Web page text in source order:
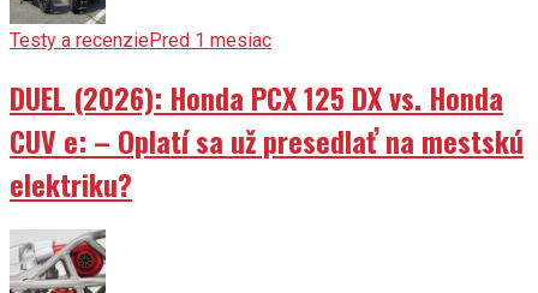
Testy a recenziePred 1 mesiac
DUEL (2026): Honda PCX 125 DX vs. Honda
CUV e: – Oplatí sa už presedlať na mestskú
elektriku?